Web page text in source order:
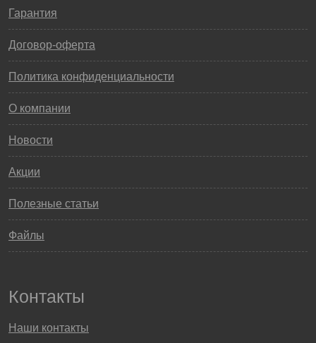
Гарантия
Договор-оферта
Политика конфиденциальности
О компании
Новости
Акции
Полезные статьи
Файлы
Контакты
Наши контакты